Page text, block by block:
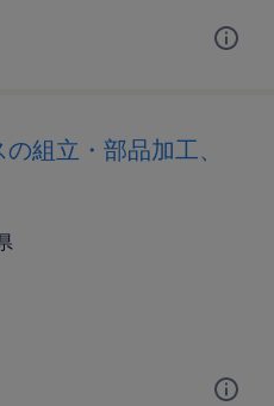
組立・部品加工、